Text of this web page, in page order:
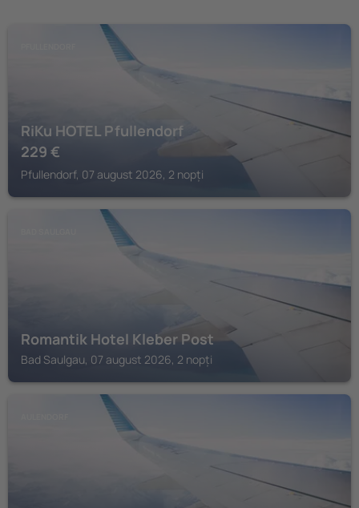
RiKu HOTEL Pfullendorf
229 €
Pfullendorf, 07 august 2026, 2 nopți
Romantik Hotel Kleber Post
Bad Saulgau, 07 august 2026, 2 nopți